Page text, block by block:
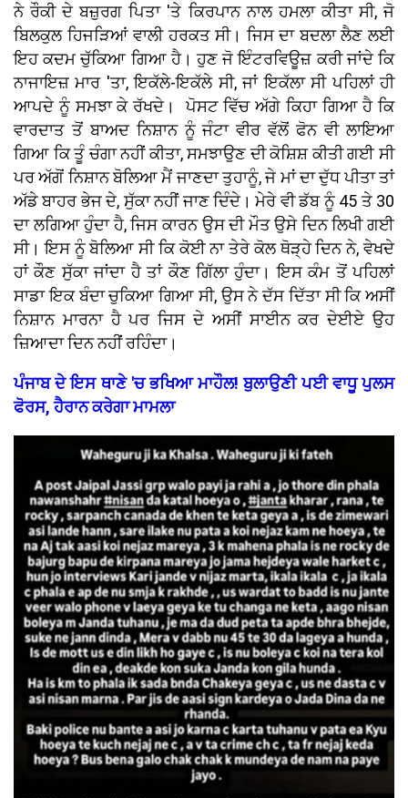
ਨੇ ਰੌਕੀ ਦੇ ਬਜ਼ੁਰਗ ਪਿਤਾ 'ਤੇ ਕਿਰਪਾਨ ਨਾਲ ਹਮਲਾ ਕੀਤਾ ਸੀ, ਜੋ
ਬਿਲਕੁਲ ਹਿਜੜਿਆਂ ਵਾਲੀ ਹਰਕਤ ਸੀ। ਜਿਸ ਦਾ ਬਦਲਾ ਲੈਣ ਲਈ
ਇਹ ਕਦਮ ਚੁੱਕਿਆ ਗਿਆ ਹੈ। ਹੁਣ ਜੋ ਇੰਟਰਵਿਊਜ਼ ਕਰੀ ਜਾਂਦੇ ਕਿ
ਨਾਜਾਇਜ਼ ਮਾਰ 'ਤਾ, ਇਕੱਲੇ-ਇਕੱਲੇ ਸੀ, ਜਾਂ ਇਕੱਲਾ ਸੀ ਪਹਿਲਾਂ ਹੀ
ਆਪਦੇ ਨੂੰ ਸਮਝਾ ਕੇ ਰੱਖਦੇ। ਪੋਸਟ ਵਿੱਚ ਅੱਗੇ ਕਿਹਾ ਗਿਆ ਹੈ ਕਿ
ਵਾਰਦਾਤ ਤੋਂ ਬਾਅਦ ਨਿਸ਼ਾਨ ਨੂੰ ਜੰਟਾ ਵੀਰ ਵੱਲੋਂ ਫੋਨ ਵੀ ਲਾਇਆ
ਗਿਆ ਕਿ ਤੂੰ ਚੰਗਾ ਨਹੀਂ ਕੀਤਾ, ਸਮਝਾਉਣ ਦੀ ਕੋਸ਼ਿਸ਼ ਕੀਤੀ ਗਈ ਸੀ
ਪਰ ਅੱਗੋਂ ਨਿਸ਼ਾਨ ਬੋਲਿਆ ਮੈਂ ਜਾਣਦਾ ਤੁਹਾਨੂੰ, ਜੇ ਮਾਂ ਦਾ ਦੁੱਧ ਪੀਤਾ ਤਾਂ
ਅੱਡੇ ਬਾਹਰ ਭੇਜ ਦੇ, ਸੁੱਕਾ ਨਹੀਂ ਜਾਣ ਦਿੰਦੇ। ਮੇਰੇ ਵੀ ਡੱਬ ਨੂੰ 45 ਤੇ 30
ਦਾ ਲਗਿਆ ਹੁੰਦਾ ਹੈ, ਜਿਸ ਕਾਰਨ ਉਸ ਦੀ ਮੌਤ ਉਸੇ ਦਿਨ ਲਿਖੀ ਗਈ
ਸੀ। ਇਸ ਨੂੰ ਬੋਲਿਆ ਸੀ ਕਿ ਕੋਈ ਨਾ ਤੇਰੇ ਕੋਲ ਥੋੜ੍ਹੇ ਦਿਨ ਨੇ, ਵੇਖਦੇ
ਹਾਂ ਕੌਣ ਸੁੱਕਾ ਜਾਂਦਾ ਹੈ ਤਾਂ ਕੌਣ ਗਿੱਲਾ ਹੁੰਦਾ। ਇਸ ਕੰਮ ਤੋਂ ਪਹਿਲਾਂ
ਸਾਡਾ ਇਕ ਬੰਦਾ ਚੁਕਿਆ ਗਿਆ ਸੀ, ਉਸ ਨੇ ਦੱਸ ਦਿੱਤਾ ਸੀ ਕਿ ਅਸੀਂ
ਨਿਸ਼ਾਨ ਮਾਰਨਾ ਹੈ ਪਰ ਜਿਸ ਦੇ ਅਸੀਂ ਸਾਈਨ ਕਰ ਦੇਈਏ ਉਹ
ਜ਼ਿਆਦਾ ਦਿਨ ਨਹੀਂ ਰਹਿੰਦਾ।
ਪੰਜਾਬ ਦੇ ਇਸ ਥਾਣੇ 'ਚ ਭਖਿਆ ਮਾਹੌਲ! ਬੁਲਾਉਣੀ ਪਈ ਵਾਧੂ ਪੁਲਸ
ਫੋਰਸ, ਹੈਰਾਨ ਕਰੇਗਾ ਮਾਮਲਾ